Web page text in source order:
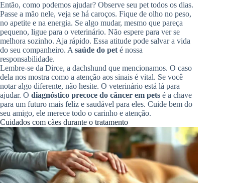
Então, como podemos ajudar? Observe seu pet todos os dias.
Passe a mão nele, veja se há caroços. Fique de olho no peso,
no apetite e na energia. Se algo mudar, mesmo que pareça
pequeno, ligue para o veterinário. Não espere para ver se
melhora sozinho. Aja rápido. Essa atitude pode salvar a vida
do seu companheiro. A saúde do pet é nossa
responsabilidade.
Lembre-se da Dirce, a dachshund que mencionamos. O caso
dela nos mostra como a atenção aos sinais é vital. Se você
notar algo diferente, não hesite. O veterinário está lá para
ajudar. O diagnóstico precoce do câncer em pets é a chave
para um futuro mais feliz e saudável para eles. Cuide bem do
seu amigo, ele merece todo o carinho e atenção.
Cuidados com cães durante o tratamento